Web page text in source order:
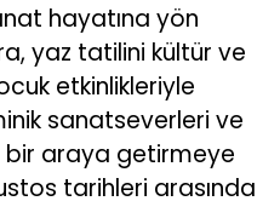
hayatına yön
yaz tatilini kültür ve
etkinlikleriyle
sanatseverleri ve
bir araya getirmeye
tarihleri arasında